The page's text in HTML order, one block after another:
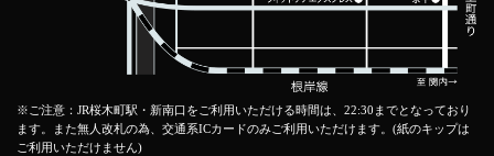
※ご注意：JR桜木町駅・新南口をご利用いただける時間は、22:30までとなっており
ます。また無人改札の為、交通系ICカードのみご利用いただけます。(紙のキップは
ご利用いただけません)